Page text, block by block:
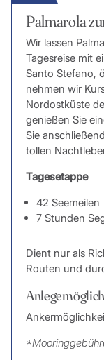
Palmarola
Wir lassen
Tagesreise mit
Santo Stefano,
nehmen wir
Nordostküste
genießen Sie
Sie
tollen
Tagesetappe
42 Seemeilen
7 Stunden
Dient nur als
Routen und